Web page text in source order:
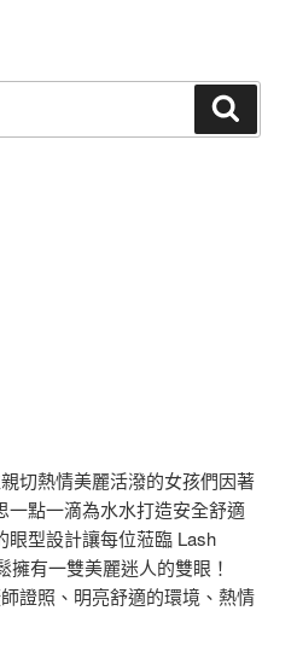
切熱情美麗活潑的女孩們因著
一點一滴為水水打造安全舒適
眼型設計讓每位蒞臨 Lash
擁有一雙美麗迷人的雙眼！
證照、明亮舒適的環境、熱情